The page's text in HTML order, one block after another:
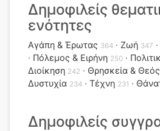
Δημοφιλείς
ενότητες
Αγάπη & Έρωτας 364 Ζωή 347
Πόλεμος & Ειρήνη 250
Διοίκηση 242 Θρησκεία & Θεός
Δυστυχία 234 Τέχνη 231
Δημοφιλείς